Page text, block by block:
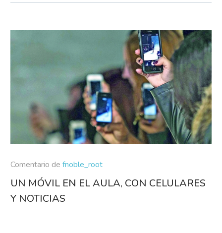
Comentario de fnoble_root
UN MÓVIL EN EL AULA, CON CELULARES
Y NOTICIAS